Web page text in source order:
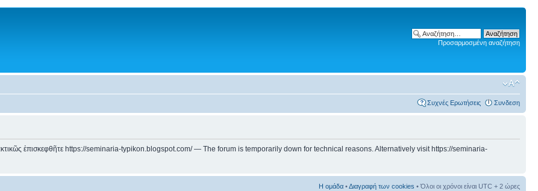
Προσαρμοσμένη αναζήτηση
Συχνές Ερωτήσεις Συνδεση
ἐπισκεφθῆτε https://seminaria-typikon.blogspot.com/ — The forum is temporarily down for technical reasons. Alternatively visit https://seminaria-
Η ομάδα •Διαγραφή των cookies • Όλοι οι χρόνοι είναι UTC + 2 ώρες